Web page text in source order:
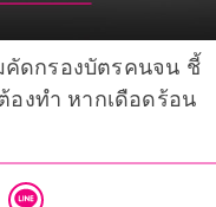
คัดกรองบัตรคนจน ชี้
งทำ หากเดือดร้อน